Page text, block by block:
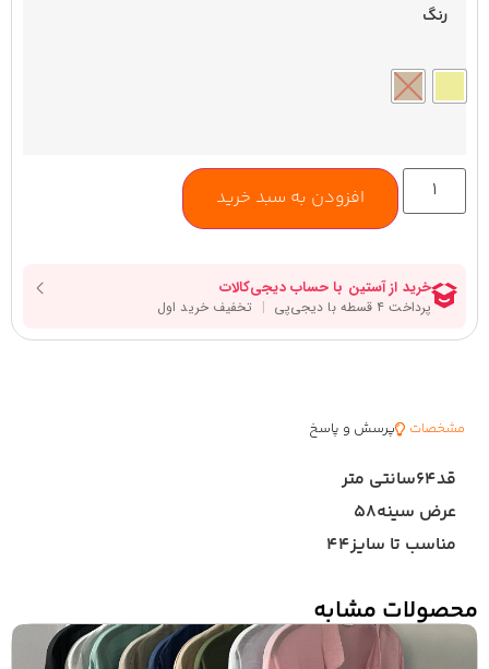
رنگ
افزودن به سبد خرید
مشخصات پرسش و پاسخ
قد۶۴سانتی متر
عرض سینه۵۸
مناسب تا سایز۴۴
محصولات مشابه